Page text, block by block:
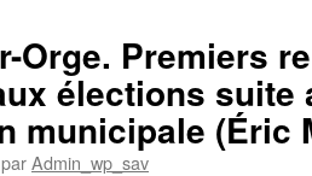
Orge. Premiers
élections suite
municipale (Éric
parAdmin_wp_sav